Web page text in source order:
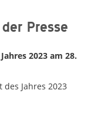
Presse
2023 am 28.
Jahres 2023